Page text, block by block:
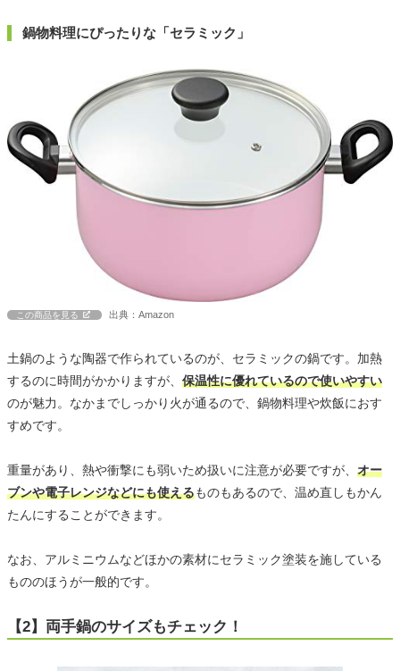
鍋物料理にぴったりな「セラミック」
この商品を見る 出典：Amazon
土鍋のような陶器で作られているのが、セラミックの鍋です。加熱
するのに時間がかかりますが、 保温性に優れているので使いやすい
のが魅力。なかまでしっかり火が通るので、鍋物料理や炊飯におす
すめです。
重量があり、熱や衝撃にも弱いため扱いに注意が必要ですが、 オー
ブンや電子レンジなどにも使えるものもあるので、温め直しもかん
たんにすることができます。
なお、アルミニウムなどほかの素材にセラミック塗装を施している
もののほうが一般的です。
【2】両手鍋のサイズもチェック！